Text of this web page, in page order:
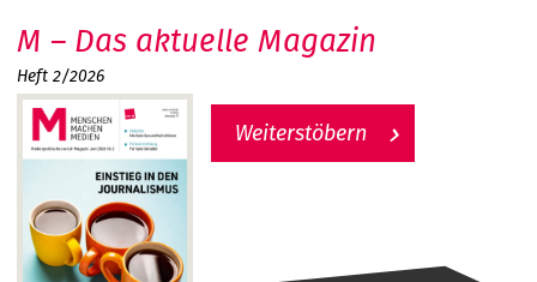
M – Das aktuelle Magazin
Heft 2/2026
Weiterstöbern